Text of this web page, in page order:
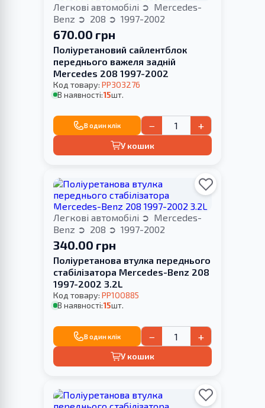
Легкові автомобілі
Mercedes-
Benz
208 1997-2002
670.00 грн
Поліуретановий сайлентблок
переднього важеля задній
Merсedes 208 1997-2002
Код товару: PP303276
В наявності:15шт.
В один клік − +
У кошик
Легкові автомобілі
Mercedes-
Benz
208 1997-2002
340.00 грн
Поліуретанова втулка переднього
стабілізатора Merсedes-Benz 208
1997-2002 3.2L
Код товару: PP100885
В наявності:15шт.
В один клік − +
У кошик